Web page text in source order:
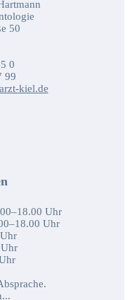
50
0
99
kiel.de
Uhr
Uhr